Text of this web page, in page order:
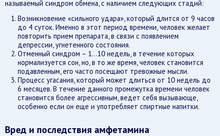
называемый синдром обмена, с наличием следующих стадий:
Возникновение «сильного удара», который длится от 9 часов
до 4 суток. Именно в этот период времени, человек желает
повторить прием препарата, в связи с появлением
депрессии, угнетенного состояния.
Отменный синдром – 1…10 недель, в течение которых
нормализуется сон, но, в то же время, человек становится
подавленным, его часто посещают тревожные мысли.
Процесс угасания, который может длиться от 10 недель до
6 месяцев. В течение данного промежутка времени человек
становится более агрессивным, ведет себя вызывающе,
особенно если он еще и употребляет спиртные напитки.
Вред и последствия амфетамина